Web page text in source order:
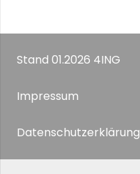
Stand 01.2026 4ING
Impressum
Datenschutzerklärung